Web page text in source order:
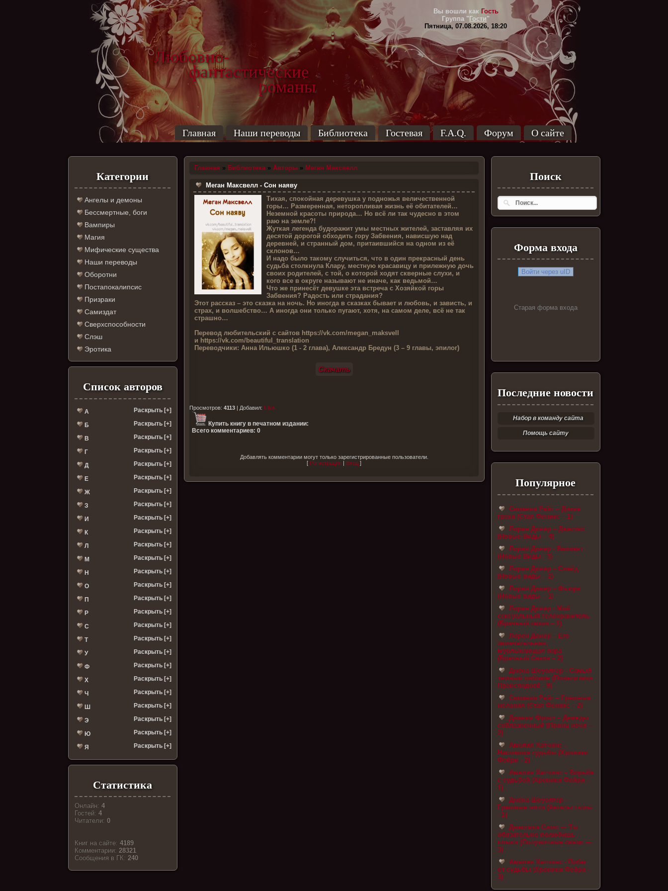
Любовно-
фантастические
романы
Вы вошли как Гость
Группа " Гости"
Пятница, 07.08.2026, 18:20
Главная Наши переводы Библиотека Гостевая F.A.Q. Форум О сайте
Категории
Ангелы и демоны
Бессмертные, боги
Вампиры
Магия
Мифические существа
Наши переводы
Оборотни
Постапокалипсис
Призраки
Самиздат
Сверхспособности
Слэш
Эротика
Список авторов
А Раскрыть [+]
Б Раскрыть [+]
В Раскрыть [+]
Г Раскрыть [+]
Д Раскрыть [+]
Е Раскрыть [+]
Ж Раскрыть [+]
З Раскрыть [+]
И Раскрыть [+]
К Раскрыть [+]
Л Раскрыть [+]
М Раскрыть [+]
Н Раскрыть [+]
О Раскрыть [+]
П Раскрыть [+]
Р Раскрыть [+]
С Раскрыть [+]
Т Раскрыть [+]
У Раскрыть [+]
Ф Раскрыть [+]
Х Раскрыть [+]
Ч Раскрыть [+]
Ш Раскрыть [+]
Э Раскрыть [+]
Ю Раскрыть [+]
Я Раскрыть [+]
Статистика
Онлайн: 4
Гостей: 4
Читатели: 0
Книг на сайте: 4189
Комментарии: 28321
Cообщения в ГК: 240
Главная » Библиотека» Авторы » Меган Максвелл
Меган Максвелл - Сон наяву
Тихая, спокойная деревушка у подножья величественной
горы… Размеренная, неторопливая жизнь её обитателей…
Неземной красоты природа… Но всё ли так чудесно в этом
раю на земле?!
Жуткая легенда будоражит умы местных жителей, заставляя их
десятой дорогой обходить гору Забвения, нависшую над
деревней, и странный дом, притаившийся на одном из её
склонов…
И надо было такому случиться, что в один прекрасный день
судьба столкнула Клару, местную красавицу и прилежную дочь
своих родителей, с той, о которой ходят скверные слухи, и
кого все в округе называют не иначе, как ведьмой…
Что же принесёт девушке эта встреча с Хозяйкой горы
Забвения? Радость или страдания?
Этот рассказ – это сказка на ночь. Но иногда в сказках бывает и любовь, и зависть, и
страх, и волшебство… А иногда они только пугают, хотя, на самом деле, всё не так
страшно…
Перевод любительский с сайтов https://vk.com/megan_maksvell
и https://vk.com/beautiful_translation
Переводчики: Анна Ильюшко (1 - 2 глава), Александр Бредун (3 – 9 главы, эпилог)
Скачать
Просмотров: 4113| Добавил: Ulya
Купить книгу в печатном издании:
Всего комментариев: 0
Добавлять комментарии могут только зарегистрированные пользователи.
[ Регистрация Вход ]
Поиск
Форма входа
Войти через uID
Старая форма входа
Последние новости
Набор в команду сайта
Помощь сайту
Популярное
Сюзанна Райт – Дикие
грехи (Стая Феникс – 1)
Лорен Донер – Джастис
(Новые Виды – 4)
Лорен Донер - Валиант
(Новые Виды - 3)
Лорен Донер – Слейд
(Новые виды – 2)
Лорен Донер – Фьюри
(Новые виды – 1)
Лорен Донер - Мой
сексуальный телохранитель
(Брачный сезон – 1)
Лорен Донер – Его
замечательная,
мурлыкающая пара
(Брачный Сезон – 2)
Джена Шоуолтер - Самый
темный соблазн (Повелители
Преисподней - 9)
Сюзанна Райт – Грешные
желания (Стая Феникс – 2)
Джанин Фрост – Дважды
соблазненный (Принц ночи –
2)
Амелия Хатчинс -
Насмешка судьбы (Хроники
Фейри - 2)
Амелия Хатчинс – Борьба
с судьбой (Хроники Фейри –
1)
Джена Шоуолтер -
Грешные ночи (Ангелы тьмы
- 1)
Джессика Симс — Ты
обязательно полюбишь
клыки (Полуночные связи —
3)
Амелия Хатчинс - Побег
от судьбы (Хроники Фейри -
3)